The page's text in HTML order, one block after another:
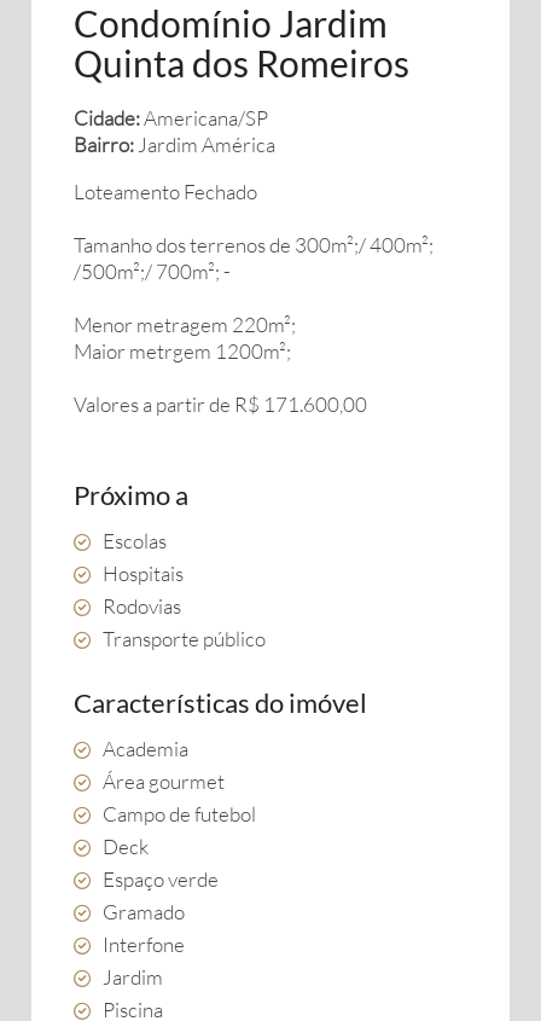
Condomínio Jardim
Quinta dos Romeiros
Cidade:Americana/SP
Bairro: Jardim América
Loteamento Fechado
Tamanho dos terrenos de 300m²;/ 400m²;
/500m²;/ 700m²; -
Menor metragem 220m²;
Maior metrgem 1200m²;
Valores a partir de R$ 171.600,00
Próximo a
Escolas
Hospitais
Rodovias
Transporte público
Características do imóvel
Academia
Área gourmet
Campo de futebol
Deck
Espaço verde
Gramado
Interfone
Jardim
Piscina